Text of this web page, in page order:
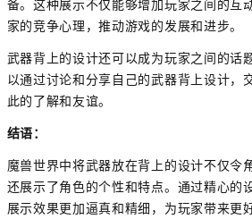
备。这种展示不仅能够增加玩家之间的互
家的竞争心理，推动游戏的发展和进步。
武器背上的设计还可以成为玩家之间的话
以通过讨论和分享自己的武器背上设计，
此的了解和友谊。
结语：
魔兽世界中将武器放在背上的设计不仅令
还展示了角色的个性和特点。通过精心的
展示效果更加逼真和精细，为玩家带来更